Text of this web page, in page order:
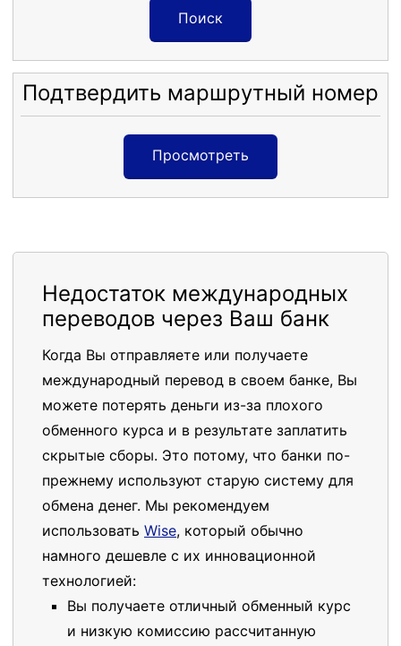
Поиск
Подтвердить маршрутный номер
Просмотреть
Недостаток международных
переводов через Ваш банк
Когда Вы отправляете или получаете
международный перевод в своем банке, Вы
можете потерять деньги из-за плохого
обменного курса и в результате заплатить
скрытые сборы. Это потому, что банки по-
прежнему используют старую систему для
обмена денег. Мы рекомендуем
использовать Wise, который обычно
намного дешевле с их инновационной
технологией:
Вы получаете отличный обменный курс
и низкую комиссию рассчитанную